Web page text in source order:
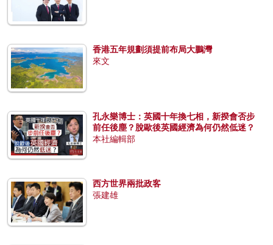
香港五年規劃須提前布局大鵬灣
來文
孔永樂博士：英國十年換七相，新揆會否步
前任後塵？脫歐後英國經濟為何仍然低迷？
本社編輯部
西方世界兩批政客
張建雄